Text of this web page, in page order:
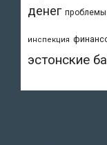
денег проблемы
инспекция
эстонские